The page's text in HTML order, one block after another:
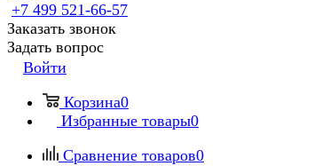
+7 499 521-66-57
Заказать звонок
Задать вопрос
Войти
Корзина0
Избранные товары0
Сравнение товаров0